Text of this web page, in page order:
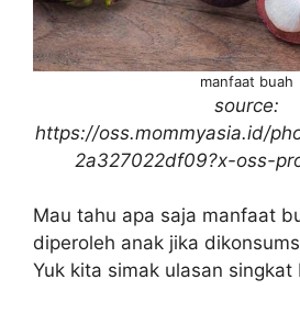
manfaat buah
source:
https://oss.mommyasia.id/
2a327022df09?x-oss-
Mau tahu apa saja manfaat
diperoleh anak jika
Yuk kita simak ulasan singkat